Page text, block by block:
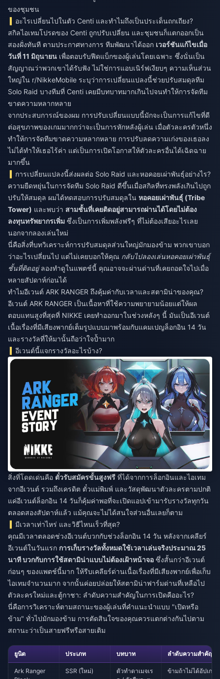
ของชุมชน
อะไรเปลี่ยนไปในตัว Centi และทำไมถึงเป็นประเด็นถกเถียง?
สกิลไอเทมโปรดของ Centi ถูกปรับเปลี่ยน และชุมชนก็แตกออกเป็น
สองฝั่งทันที ตามประกาศทางการ ทีมพัฒนาได้ออก เวอร์ชันแก้ไขเมื่อ
วันที่ 11 มิถุนายน เพื่อตอบรับฟีดแบ็กของผู้เล่นโดยเฉพาะ ซึ่งนั่นเป็น
สัญญาณว่าพวกเขาได้รับฟัง ไม่ใช่การแอบเนิร์ฟเงียบๆ ความเห็นส่วน
ใหญ่ใน r/NikkeMobile ระบุว่าการเปลี่ยนแปลงนี้ช่วยปรับสมดุลทีม
Solo Raid บางทีมที่ Centi เคยมีบทบาทมากเกินไปจนทำให้การจัดทีม
ขาดความหลากหลาย
จากประสบการณ์ของผม การปรับเปลี่ยนแบบนี้มักจะเป็นการแก้ไขที่ดี
ต่อสุขภาพของเกมมากกว่าจะเป็นการหักหลังผู้เล่น เมื่อตัวละครตัวหนึ่ง
ทำให้การจัดทีมขาดความหลากหลาย การปรับลดความเก่งของเธอลง
ไม่ได้ทำให้เธอไร้ค่า แต่เป็นการเปิดโอกาสให้ตัวละครอื่นได้เฉิดฉาย
มากขึ้น
การเปลี่ยนแปลงนี้ส่งผลต่อ Solo Raid และหอคอยเผ่าพันธุ์อย่างไร?
ความยืดหยุ่นในการจัดทีม Solo Raid ดีขึ้นเมื่อสกิลที่ทรงพลังเกินไปถูก
ปรับให้สมดุล ผมได้ทดสอบการปรับสมดุลใน หอคอยเผ่าพันธุ์ (Tribe
Tower) และพบว่า สามชั้นที่เคยติดอยู่สามารถผ่านได้โดยไม่ต้อง
ลงทุนทรัพยากรเพิ่ม ซึ่งเป็นการเพิ่มพลังฟรีๆ ที่ไม่ต้องเสียอะไรเลย
นอกจากลองเล่นใหม่
นี่คือสิ่งที่บทวิเคราะห์การปรับสมดุลส่วนใหญ่มักมองข้าม พวกเขาบอก
ว่าอะไรเปลี่ยนไป แต่ไม่เคยบอกให้คุณ กลับไปลองเล่นหอคอยเผ่าพันธุ์
ชั้นที่ติดอยู่ลองทำดูในแพตช์นี้ คุณอาจจะผ่านด่านที่เคยถอดใจไปเมื่อ
หลายสัปดาห์ก่อนได้
ทำไมอีเวนต์ ARK RANGER ถึงคุ้มค่ากับเวลาและสตามิน่าของคุณ?
อีเวนต์ ARK RANGER เป็นเนื้อหาที่ใช้ความพยายามน้อยแต่ให้ผล
ตอบแทนสูงที่สุดที่ NIKKE เคยทำออกมาในช่วงหลังๆ นี้ มันเป็นอีเวนต์
เนื้อเรื่องที่มีเสียงพากย์เต็มรูปแบบมาพร้อมกับแคมเปญล็อกอิน 14 วัน
และรางวัลที่ให้มานั้นถือว่าใจป้ำมาก
อีเวนต์นี้แจกรางวัลอะไรบ้าง?
สิ่งที่โดดเด่นคือ ตั๋วรับสมัครขั้นสูงฟรี ที่ได้จากการล็อกอินและไอเทม
จากอีเวนต์ รวมถึงเครดิต ตั๋วแม่พิมพ์ และวัสดุพัฒนาตัวละครตามปกติ
แค่อีเวนต์ล็อกอิน 14 วันก็คุ้มค่าพอที่จะเปิดแอปเข้ามารับรางวัลทุกวัน
ตลอดสองสัปดาห์แล้ว แม้คุณจะไม่ได้สนใจส่วนอื่นเลยก็ตาม
มีเวลาเท่าไหร่ และวิธีไหนเร็วที่สุด?
คุณมีเวลาตลอดช่วงอีเวนต์บวกกับช่วงล็อกอิน 14 วัน หลังจากเคลียร์
อีเวนต์ในวันแรก การเก็บรางวัลทั้งหมดใช้เวลาเล่นจริงประมาณ 25
นาที บวกกับการใช้สตามิน่าแบบไม่ต้องเฝ้าหน้าจอ ซึ่งสั้นกว่าอีเวนต์
ก่อนๆ ของแพตช์นี้มาก ให้รีบเคลียร์ด่านเนื้อเรื่องที่มีเสียงพากย์เพื่อเก็บ
ไอเทมจำนวนมาก จากนั้นค่อยปล่อยให้สตามิน่าฟาร์มด่านที่เหลือไป
ตัวละครใหม่และตู้กาชา: ลำดับความสำคัญในการเปิดคืออะไร?
นี่คือการวิเคราะห์ตามสถานะของผู้เล่นที่คำแนะนำแบบ "เปิดหรือ
ข้าม" ทั่วไปมักมองข้าม การตัดสินใจของคุณควรแตกต่างกันไปตาม
สถานะว่าเป็นสายฟรีหรือสายเติม
ยูนิต ประเภท บทบาท ลำดับความสำคัญส
Ark Ranger
SSR (ใหม่)
ตัวทำดาเมจเร
ข้ามถ้าไม่ได้อัปเกร